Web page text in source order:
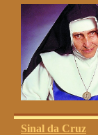
Sinal da Cruz